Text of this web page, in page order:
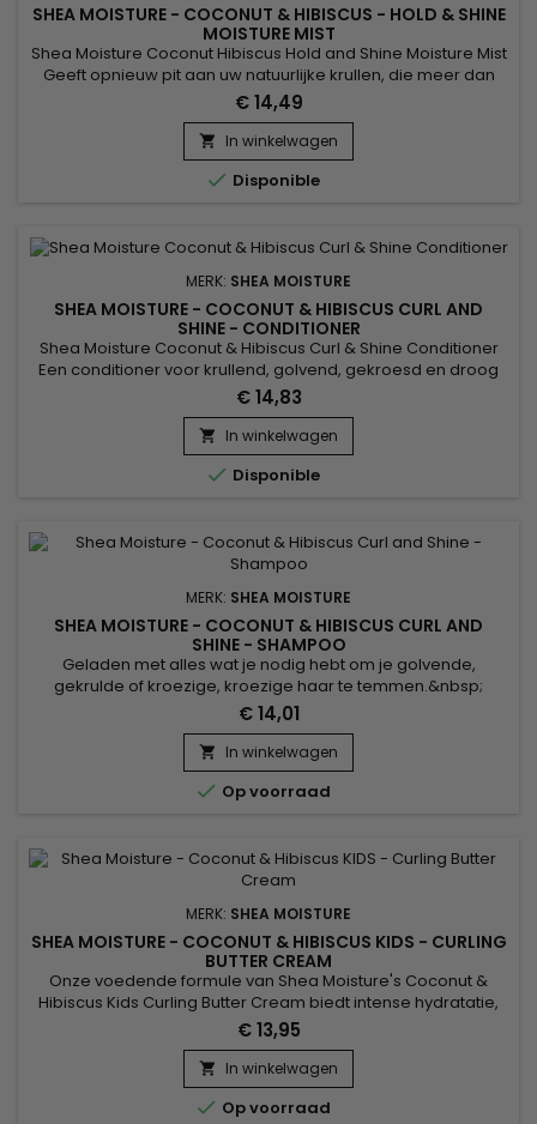
SHEA MOISTURE - COCONUT & HIBISCUS - HOLD & SHINE
MOISTURE MIST
Shea Moisture Coconut Hibiscus Hold and Shine Moisture Mist
Geeft opnieuw pit aan uw natuurlijke krullen, die meer dan
ooit opvallen. Coconut Hibiscus Hold And Shine Mist van Shea
Moisture is vervaardigd met natuurlijke ingrediënten zoals
Kokos, Zijdeproteïnen en Neemolie, die uw krullen met een
lichte, heerlijk geurende nevel hydrateren. Uw krullen...
€ 14,49
 In winkelwagen
 Disponible
MERK: SHEA MOISTURE
SHEA MOISTURE - COCONUT & HIBISCUS CURL AND
SHINE - CONDITIONER
Shea Moisture Coconut & Hibiscus Curl & Shine Conditioner
Een conditioner voor krullend, golvend, gekroesd en droog
haar. Het product hydrateert het haar grondig en brengt uw
krullen in vorm. Dankzij zijn formule op basis van Kokosolie,
Zijdeproteïnen en Neemolie vermindert de conditioner
kroeshaar. Ontwart in alle zachtheid, revitaliseert en...
€ 14,83
 In winkelwagen
 Disponible
MERK: SHEA MOISTURE
SHEA MOISTURE - COCONUT & HIBISCUS CURL AND
SHINE - SHAMPOO
Geladen met alles wat je nodig hebt om je golvende,
gekrulde of kroezige, kroezige haar te temmen.&nbsp;
Werken met dik haar dat maar al te vaak droog is of
gespleten punten waardoor de haarlokken zwakker worden
? De Kokosolie gemengd in deze zacht hydraterende
formule hydrateert en beschermt het haar terwijl het de
verloren olie aanvult. Rozemarijn- en...
€ 14,01
 In winkelwagen
 Op voorraad
MERK: SHEA MOISTURE
SHEA MOISTURE - COCONUT & HIBISCUS KIDS - CURLING
BUTTER CREAM
Onze voedende formule van Shea Moisture's Coconut &
Hibiscus Kids Curling Butter Cream biedt intense hydratatie,
een must voor natuurlijk krullend haar, en voegt het soort
definitie toe dat je graag ziet aan droge, gevoelige krullen.
Hibiscusbloemextracten voegen volume toe aan krullen en
geven een schitterende glans, terwijl het gladde iep-extract...
€ 13,95
 In winkelwagen
 Op voorraad